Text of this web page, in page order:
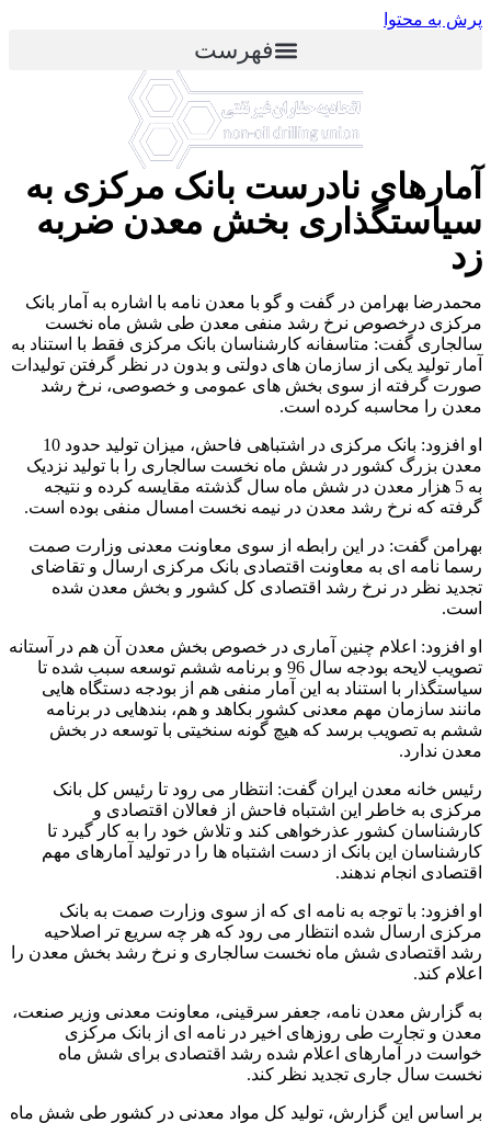
پرش به محتوا
فهرست
آمارهای نادرست بانک مرکزی به
سیاستگذاری بخش معدن ضربه
زد
محمدرضا بهرامن در گفت و گو با معدن نامه با اشاره به آمار بانک
مرکزی درخصوص نرخ رشد منفی معدن طی شش ماه نخست
سالجاری گفت: متاسفانه کارشناسان بانک مرکزی فقط با استناد به
آمار تولید یکی از سازمان های دولتی و بدون در نظر گرفتن تولیدات
صورت گرفته از سوی بخش های عمومی و خصوصی، نرخ رشد
معدن را محاسبه کرده است.
او افزود: بانک مرکزی در اشتباهی فاحش، میزان تولید حدود 10
معدن بزرگ کشور در شش ماه نخست سالجاری را با تولید نزدیک
به 5 هزار معدن در شش ماه سال گذشته مقایسه کرده و نتیجه
گرفته که نرخ رشد معدن در نیمه نخست امسال منفی بوده است.
بهرامن گفت: در این رابطه از سوی معاونت معدنی وزارت صمت
رسما نامه ای به معاونت اقتصادی بانک مرکزی ارسال و تقاضای
تجدید نظر در نرخ رشد اقتصادی کل کشور و بخش معدن شده
است.
او افزود: اعلام چنین آماری در خصوص بخش معدن آن هم در آستانه
تصویب لایحه بودجه سال 96 و برنامه ششم توسعه سبب شده تا
سیاستگذار با استناد به این آمار منفی هم از بودجه دستگاه هایی
مانند سازمان مهم معدنی کشور بکاهد و هم، بندهایی در برنامه
ششم به تصویب برسد که هیچ گونه سنخیتی با توسعه در بخش
معدن ندارد.
رئیس خانه معدن ایران گفت: انتظار می رود تا رئیس کل بانک
مرکزی به خاطر این اشتباه فاحش از فعالان اقتصادی و
کارشناسان کشور عذرخواهی کند و تلاش خود را به کار گیرد تا
کارشناسان این بانک از دست اشتباه ها را در تولید آمارهای مهم
اقتصادی انجام ندهند.
او افزود: با توجه به نامه ای که از سوی وزارت صمت به بانک
مرکزی ارسال شده انتظار می رود که هر چه سریع تر اصلاحیه
رشد اقتصادی شش ماه نخست سالجاری و نرخ رشد بخش معدن را
اعلام کند.
به گزارش معدن نامه، جعفر سرقینی، معاونت معدنی وزیر صنعت،
معدن و تجارت طی روزهای اخیر در نامه ای از بانک مرکزی
خواست در آمارهای اعلام شده رشد اقتصادی برای شش ماه
نخست سال جاری تجدید نظر کند.
بر اساس این گزارش، تولید کل مواد معدنی در کشور طی شش ماه